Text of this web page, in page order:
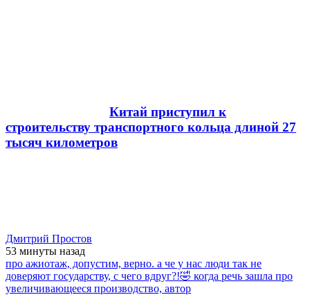
Китай приступил к
строительству транспортного кольца длиной 27
тысяч километров
Дмитрий Простов
53 минуты назад
про ажиотаж, допустим, верно. а че у нас люди так не
доверяют государству, с чего вдруг?!🤣 когда речь зашла про
увеличивающееся производство, автор